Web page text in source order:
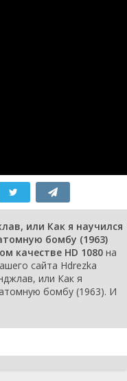
или Как я научился
бомбу (1963)
качестве HD 1080 на
сайта Hdrezka
или Как я
бомбу (1963). И